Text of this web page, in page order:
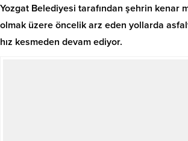
Yozgat Belediyesi tarafından şehrin kenar
olmak üzere öncelik arz eden yollarda
hız kesmeden devam ediyor.